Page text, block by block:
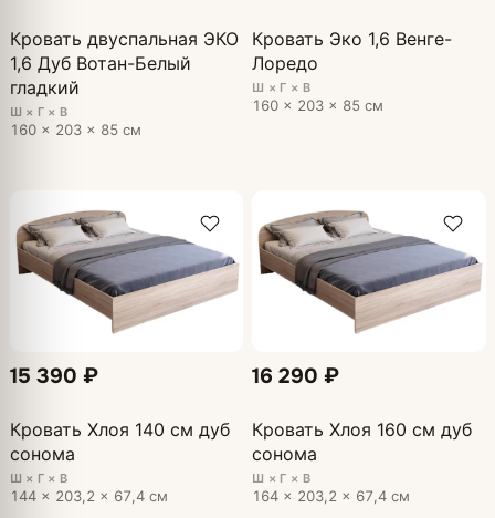
Кровать двуспальная ЭКО
1,6 Дуб Вотан-Белый
гладкий
Ш × Г × В
160 × 203 × 85 см
Кровать Эко 1,6 Венге-
Лоредо
Ш × Г × В
160 × 203 × 85 см
15 390 ₽
Кровать Хлоя 140 см дуб
сонома
Ш × Г × В
144 × 203,2 × 67,4 см
16 290 ₽
Кровать Хлоя 160 см дуб
сонома
Ш × Г × В
164 × 203,2 × 67,4 см